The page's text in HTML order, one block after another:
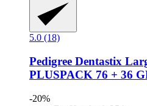
5.0 (18)
Pedigree Dentastix
PLUSPACK 76 + 36
-20%